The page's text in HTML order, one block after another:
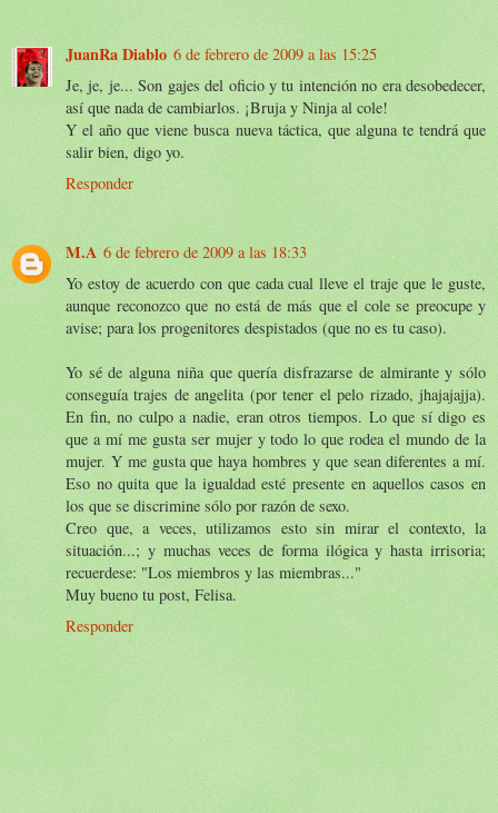
JuanRa Diablo 6 de febrero de 2009 a las 15:25
Je, je, je... Son gajes del oficio y tu intención no era desobedecer,
así que nada de cambiarlos. ¡Bruja y Ninja al cole!
Y el año que viene busca nueva táctica, que alguna te tendrá que
salir bien, digo yo.
Responder
M.A 6 de febrero de 2009 a las 18:33
Yo estoy de acuerdo con que cada cual lleve el traje que le guste,
aunque reconozco que no está de más que el cole se preocupe y
avise; para los progenitores despistados (que no es tu caso).
Yo sé de alguna niña que quería disfrazarse de almirante y sólo
conseguía trajes de angelita (por tener el pelo rizado, jhajajajja).
En fin, no culpo a nadie, eran otros tiempos. Lo que sí digo es
que a mí me gusta ser mujer y todo lo que rodea el mundo de la
mujer. Y me gusta que haya hombres y que sean diferentes a mí.
Eso no quita que la igualdad esté presente en aquellos casos en
los que se discrimine sólo por razón de sexo.
Creo que, a veces, utilizamos esto sin mirar el contexto, la
situación...; y muchas veces de forma ilógica y hasta irrisoria;
recuerdese: "Los miembros y las miembras..."
Muy bueno tu post, Felisa.
Responder